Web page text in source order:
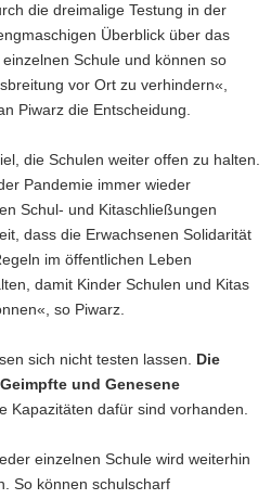
die dreimalige Testung in der
Überblick über das
Schule und können so
vor Ort zu verhindern«,
Piwarz die Entscheidung.
die Schulen weiter offen zu halten.
Pandemie immer wieder
Schul- und Kitaschließungen
dass die Erwachsenen Solidarität
im öffentlichen Leben
damit Kinder Schulen und Kitas
so Piwarz.
sich nicht testen lassen. Die
und Genesene
Kapazitäten dafür sind vorhanden.
einzelnen Schule wird weiterhin
So können schulscharf